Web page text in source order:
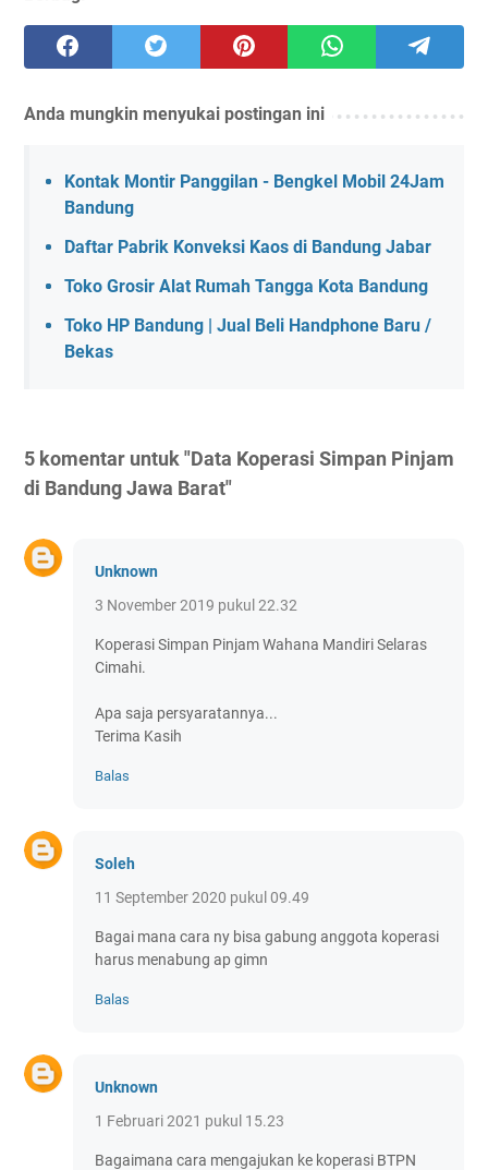
Anda mungkin menyukai postingan ini
Kontak Montir Panggilan - Bengkel Mobil 24Jam
Bandung
Daftar Pabrik Konveksi Kaos di Bandung Jabar
Toko Grosir Alat Rumah Tangga Kota Bandung
Toko HP Bandung | Jual Beli Handphone Baru /
Bekas
5 komentar untuk "Data Koperasi Simpan Pinjam
di Bandung Jawa Barat"
Unknown
3 November 2019 pukul 22.32
Koperasi Simpan Pinjam Wahana Mandiri Selaras
Cimahi.
Apa saja persyaratannya...
Terima Kasih
Balas
Soleh
11 September 2020 pukul 09.49
Bagai mana cara ny bisa gabung anggota koperasi
harus menabung ap gimn
Balas
Unknown
1 Februari 2021 pukul 15.23
Bagaimana cara mengajukan ke koperasi BTPN